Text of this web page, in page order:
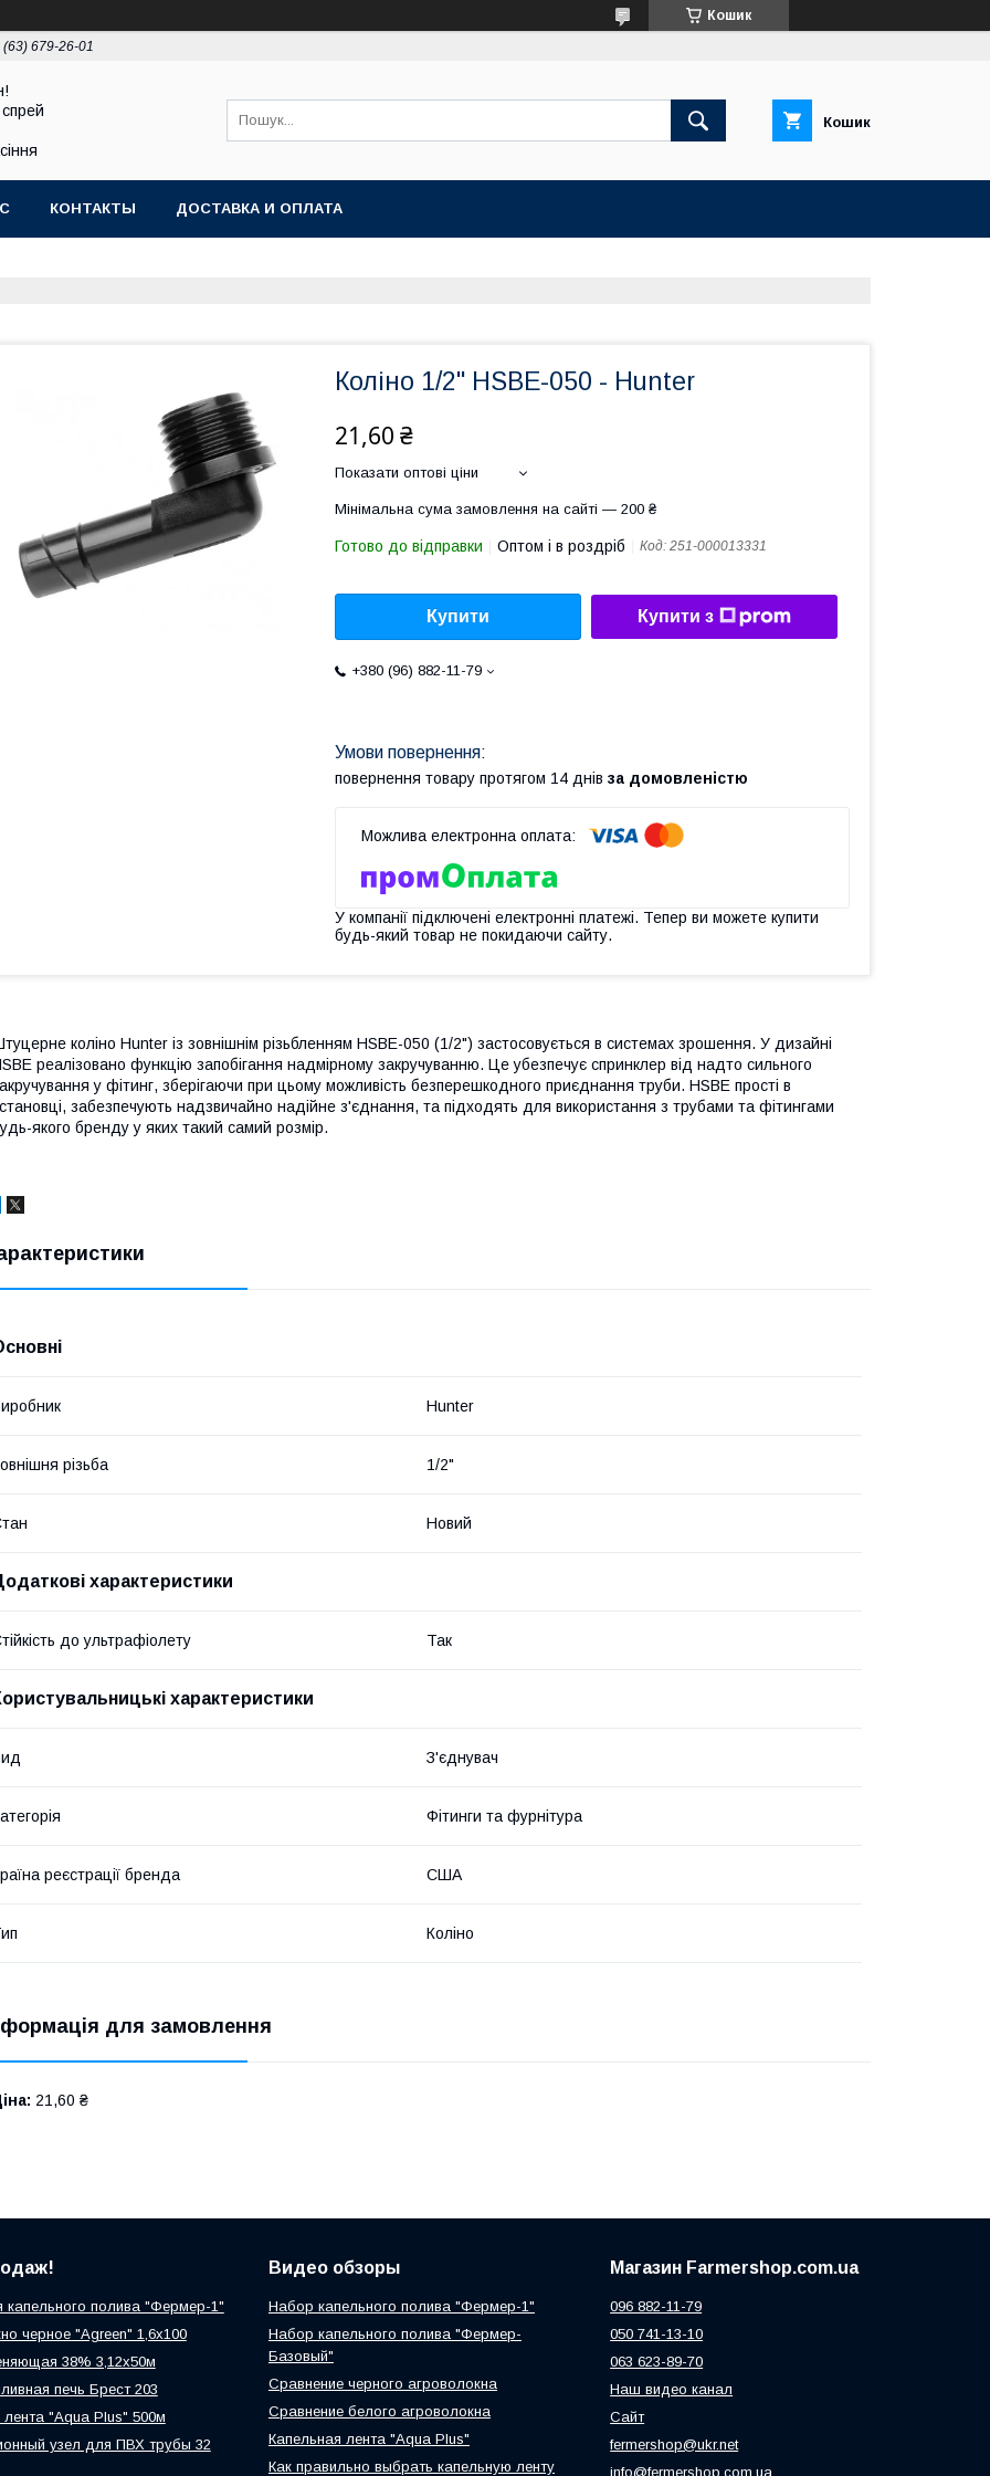
Кошик
(63) 679-26-01
Кошик
КОНТАКТЫ ДОСТАВКА И ОПЛАТА
Коліно 1/2" HSBE-050 - Hunter
21,60 ₴
Показати оптові ціни
Мінімальна сума замовлення на сайті — 200 ₴
Готово до відправки Оптом і в роздріб Код: 251-000013331
Купити Купити з
+380 (96) 882-11-79
повернення товару протягом 14 днів за домовленістю
У компанії підключені електронні платежі. Тепер ви можете купити
будь-який товар не покидаючи сайту.
коліно Hunter із зовнішнім різьбленням HSBE-050 (1/2") застосовується в системах зрошення. У дизайні
реалізовано функцію запобігання надмірному закручуванню. Це убезпечує спринклер від надто сильного
у фітинг, зберігаючи при цьому можливість безперешкодного приєднання труби. HSBE прості в
забезпечують надзвичайно надійне з'єднання, та підходять для використання з трубами та фітингами
якого бренду у яких такий самий розмір.
Hunter
різьба 1/2"
Новий
характеристики
до ультрафіолету Так
характеристики
З'єднувач
Фітинги та фурнітура
реєстрації бренда США
Коліно
для замовлення
21,60 ₴
полива "Фермер-1"
черное "Agreen" 1,6х100
38% 3,12х50м
печь Брест 203
лента "Aqua Plus" 500м
узел для ПВХ трубы 32
Видео обзоры
Набор капельного полива "Фермер-1"
Набор капельного полива "Фермер-
Базовый"
Сравнение черного агроволокна
Сравнение белого агроволокна
Капельная лента "Aqua Plus"
Как правильно выбрать капельную ленту
Магазин Farmershop.com.ua
096 882-11-79
050 741-13-10
063 623-89-70
Наш видео канал
Сайт
fermershop@ukr.net
info@fermershop.com.ua